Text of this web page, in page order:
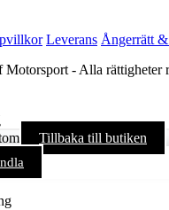
Leverans Ångerrätt
- Alla rättigheter
Tillbaka till butiken